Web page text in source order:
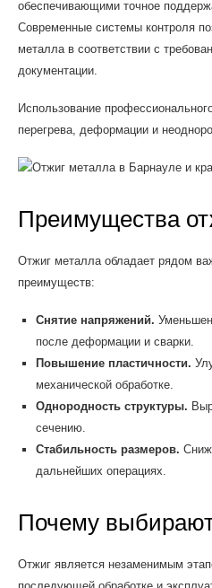
обеспечивающими точное
Современные системы контроля
металла в соответствии с
документации.
Использование
перегрева, деформации и
Преимущества
Отжиг металла обладает рядом
преимуществ:
Снятие напряжений.
после деформации и сварки.
Повышение пластичности.
механической обработке.
Однородность структуры.
сечению.
Стабильность размеров.
дальнейших операциях.
Почему
Отжиг является незаменимым